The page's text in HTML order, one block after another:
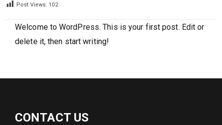
Post Views: 102
Welcome to WordPress. This is your first post. Edit or
delete it, then start writing!
CONTACT US